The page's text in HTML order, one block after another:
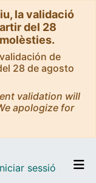
la validació
del 28
de
28 de agosto
validation will
apologize for
sessió (current)